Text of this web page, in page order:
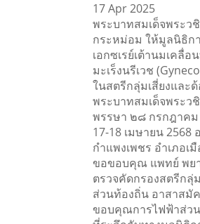
17 Apr 2025
พระบาทสมเด็จพระว
กระหม่อม ให้มูลนิธิก
เอกซเรย์เต้านมเคลื่
มะเร็งนรีเวช
ในสตรีกลุ่มเสี่ยงและ
พระบาทสมเด็จพระว
พรรษา ๒๘ กรกฎาค
17-18 เมษายน
กำแพงเพชร อำเภอเ
ขอขอบคุณ แพทย์ พย
ตรวจคัดกรองสตรีก
ส่วนท้องถิ่น อาสาสมั
ขอบคุณการไฟฟ้าส่ว